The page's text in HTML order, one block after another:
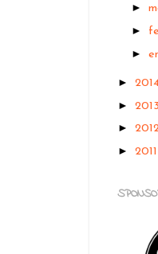
►
►
►
►
► 2013
►
► 2011